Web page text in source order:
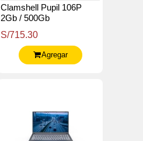
Clamshell Pupil 106P
2Gb / 500Gb
S/715.30
Agregar